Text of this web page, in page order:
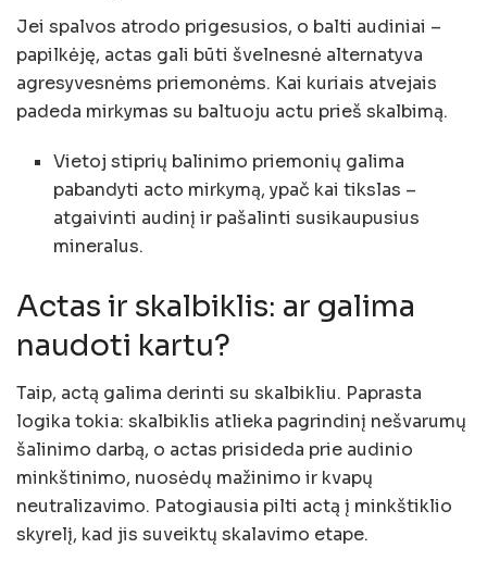
Jei spalvos atrodo prigesusios, o balti audiniai –
papilkėję, actas gali būti švelnesnė alternatyva
agresyvesnėms priemonėms. Kai kuriais atvejais
padeda mirkymas su baltuoju actu prieš skalbimą.
Vietoj stiprių balinimo priemonių galima
pabandyti acto mirkymą, ypač kai tikslas –
atgaivinti audinį ir pašalinti susikaupusius
mineralus.
Actas ir skalbiklis: ar galima
naudoti kartu?
Taip, actą galima derinti su skalbikliu. Paprasta
logika tokia: skalbiklis atlieka pagrindinį nešvarumų
šalinimo darbą, o actas prisideda prie audinio
minkštinimo, nuosėdų mažinimo ir kvapų
neutralizavimo. Patogiausia pilti actą į minkštiklio
skyrelį, kad jis suveiktų skalavimo etape.